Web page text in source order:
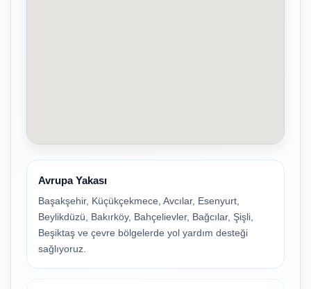
Avrupa Yakası
Başakşehir, Küçükçekmece, Avcılar, Esenyurt,
Beylikdüzü, Bakırköy, Bahçelievler, Bağcılar, Şişli,
Beşiktaş ve çevre bölgelerde yol yardım desteği
sağlıyoruz.